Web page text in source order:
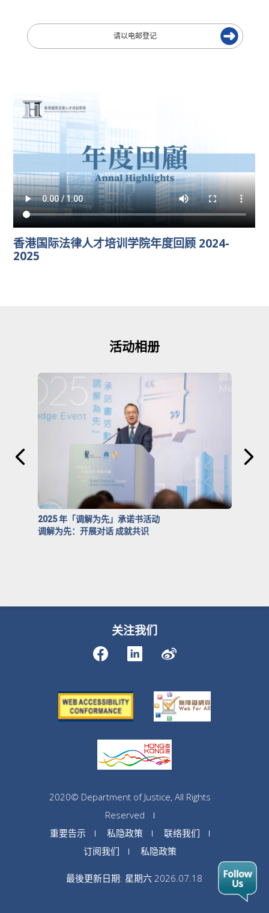
香港国际法律人才培训学院年度回顾 2024-
2025
活动相册
2025 年「调解为先」承诺书活动
调解为先：开展对话 成就共识
关注我们
2020© Department of Justice, All Rights
Reserved
重要告示
私隐政策
联络我们
订阅我们
私隐政策
最後更新日期: 星期六 2026.07.18